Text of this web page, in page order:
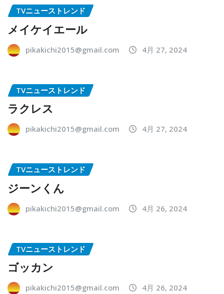
TVニューストレンド
メイケイエール
pikakichi2015@gmail.com 4月 27, 2024
TVニューストレンド
ラクレス
pikakichi2015@gmail.com 4月 27, 2024
TVニューストレンド
ジーンくん
pikakichi2015@gmail.com 4月 26, 2024
TVニューストレンド
ゴッカン
pikakichi2015@gmail.com 4月 26, 2024